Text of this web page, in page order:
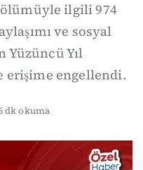
ölümüyle ilgili 974
ve sosyal
Yüzüncü Yıl
erişime engellendi.
dk okuma